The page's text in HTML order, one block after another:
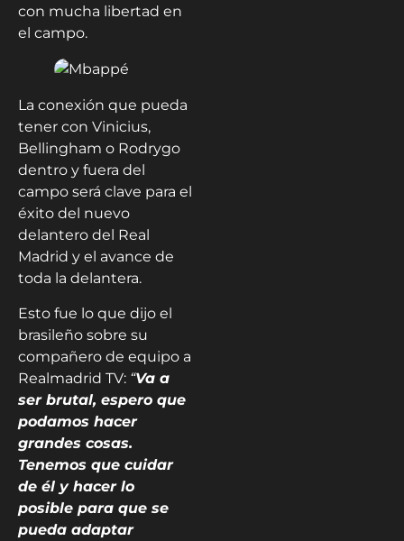
con mucha libertad en
el campo.
La conexión que pueda
tener con Vinicius,
Bellingham o Rodrygo
dentro y fuera del
campo será clave para el
éxito del nuevo
delantero del Real
Madrid y el avance de
toda la delantera.
Esto fue lo que dijo el
brasileño sobre su
compañero de equipo a
Realmadrid TV: “Va a
ser brutal, espero que
podamos hacer
grandes cosas.
Tenemos que cuidar
de él y hacer lo
posible para que se
pueda adaptar